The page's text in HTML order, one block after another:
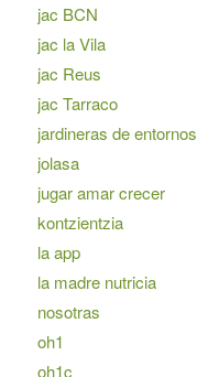
jac BCN
jac la Vila
jac Reus
jac Tarraco
jardineras de entornos
jolasa
jugar amar crecer
kontzientzia
la app
la madre nutricia
nosotras
oh1
oh1c